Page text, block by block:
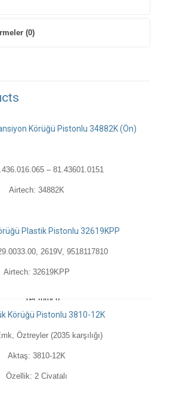
(0)
Körüğü Pistonlu 34882K (Ön)
– 81.43601.0151
Airtech: 34882K
Plastik Pistonlu 32619KPP
2619V, 9518117810
Airtech: 32619KPP
Körüğü Pistonlu 3810-12K
Öztreyler (2035 karşılığı)
Aktaş: 3810-12K
Özellik: 2 Civatalı